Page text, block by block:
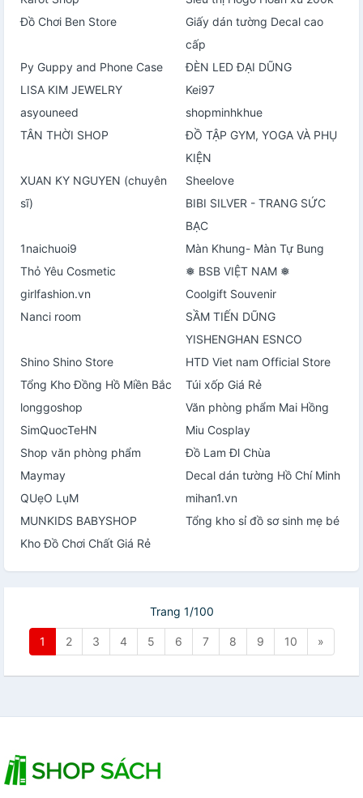
Đồ Chơi Ben Store
Giấy dán tường Decal cao
cấp
Py Guppy and Phone Case
ĐÈN LED ĐẠI DŨNG
LISA KIM JEWELRY
Kei97
asyouneed
shopminhkhue
TÂN THỜI SHOP
ĐỒ TẬP GYM, YOGA VÀ PHỤ
KIỆN
XUAN KY NGUYEN (chuyên
sĩ)
Sheelove
BIBI SILVER - TRANG SỨC
BẠC
1naichuoi9
Màn Khung- Màn Tự Bung
Thỏ Yêu Cosmetic
❅ BSB VIỆT NAM ❅
girlfashion.vn
Coolgift Souvenir
Nanci room
SẦM TIẾN DŨNG
YISHENGHAN ESNCO
Shino Shino Store
HTD Viet nam Official Store
Tổng Kho Đồng Hồ Miền Bắc
Túi xốp Giá Rẻ
longgoshop
Văn phòng phẩm Mai Hồng
SimQuocTeHN
Miu Cosplay
Shop văn phòng phẩm
Maymay
Đồ Lam Đl Chùa
Decal dán tường Hồ Chí Minh
QUẹO LụM
mihan1.vn
MUNKIDS BABYSHOP
Tổng kho sỉ đồ sơ sinh mẹ bé
Kho Đồ Chơi Chất Giá Rẻ
Trang 1/100
1 2 3 4 5 6 7 8 9 10 »